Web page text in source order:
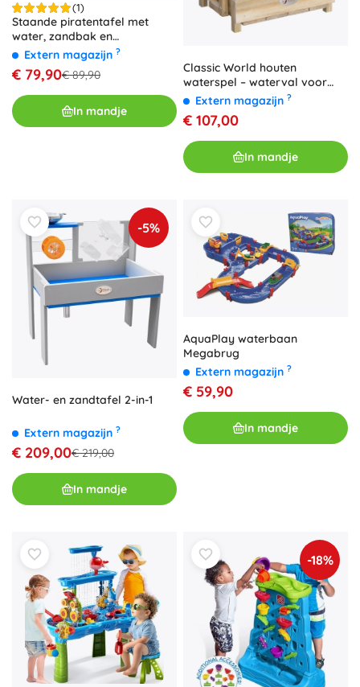
(1)
Staande piratentafel met
water, zandbak en
bellenblaasmachine
Extern magazijn ?
€ 79,90€ 89,90
In mandje
Classic World houten
waterspel – waterval voor
kinderen
Extern magazijn ?
€ 107,00
In mandje
-5%
Water- en zandtafel 2-in-1
Extern magazijn ?
€ 209,00€ 219,00
In mandje
AquaPlay waterbaan
Megabrug
Extern magazijn ?
€ 59,90
In mandje
-18%